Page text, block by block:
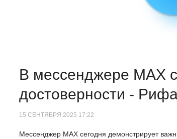
В мессенджере MAX
достоверности -
15 СЕНТЯБРЯ 2025 17:22
Мессенджер МАХ сегодня демонстрирует